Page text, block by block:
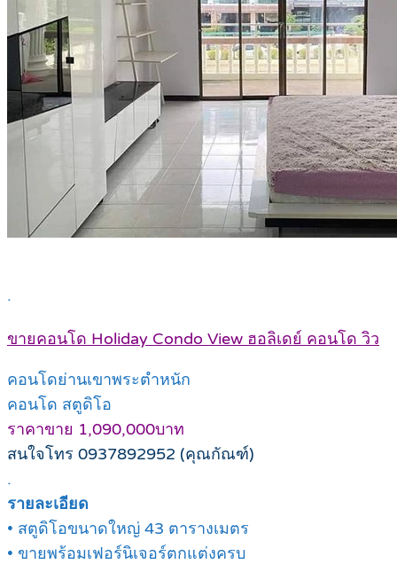
.
ขายคอนโด Holiday Condo View ฮอลิเดย์ คอนโด วิว
คอนโดย่านเขาพระตำหนัก
คอนโด สตูดิโอ
ราคาขาย 1,090,000บาท
สนใจโทร 0937892952 (คุณกัณฑ์)
.
รายละเอียด
• สตูดิโอขนาดใหญ่ 43 ตารางเมตร
• ขายพร้อมเฟอร์นิเจอร์ตกแต่งครบ